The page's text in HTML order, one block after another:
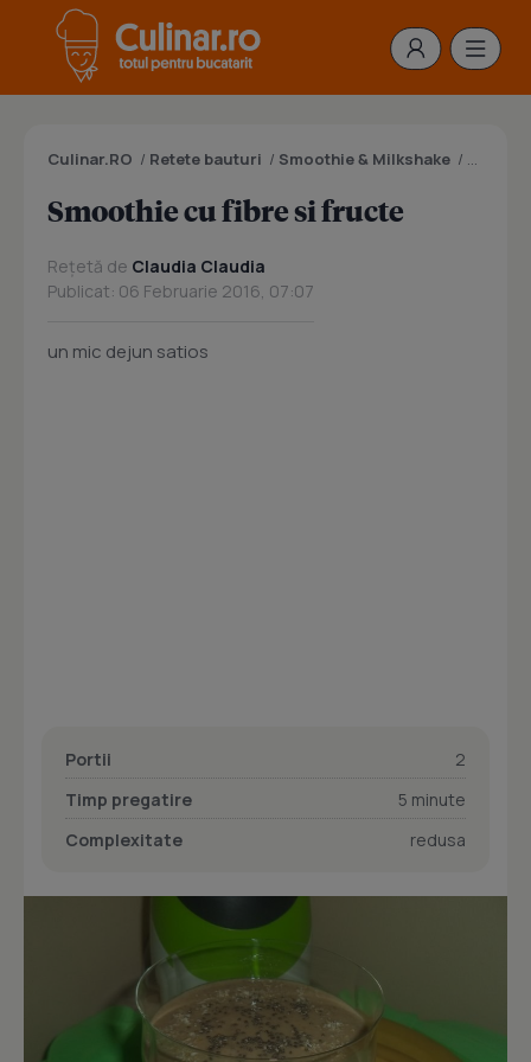
Culinar.RO / Retete bauturi / Smoothie & Milkshake /
Smoothie cu fibre si fructe
Rețetă de Claudia Claudia
Publicat: 06 Februarie 2016, 07:07
un mic dejun satios
Portii
2
Timp pregatire
5 minute
Complexitate
redusa